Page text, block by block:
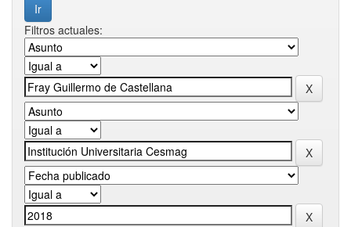
Filtros actuales: